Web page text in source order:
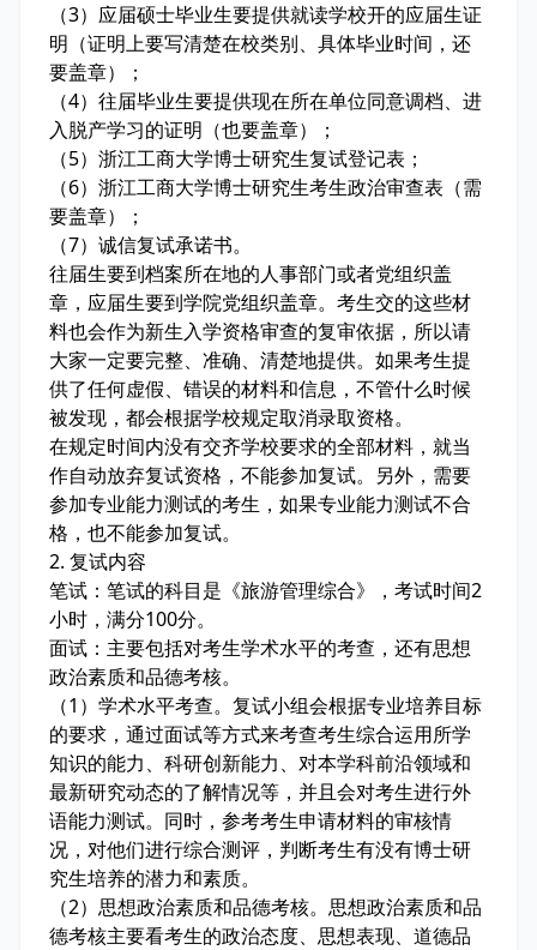
（3）应届硕士毕业生要提供就读学校开的应届生证
明（证明上要写清楚在校类别、具体毕业时间，还
要盖章）；
（4）往届毕业生要提供现在所在单位同意调档、进
入脱产学习的证明（也要盖章）；
（5）浙江工商大学博士研究生复试登记表；
（6）浙江工商大学博士研究生考生政治审查表（需
要盖章）；
（7）诚信复试承诺书。
往届生要到档案所在地的人事部门或者党组织盖
章，应届生要到学院党组织盖章。考生交的这些材
料也会作为新生入学资格审查的复审依据，所以请
大家一定要完整、准确、清楚地提供。如果考生提
供了任何虚假、错误的材料和信息，不管什么时候
被发现，都会根据学校规定取消录取资格。
在规定时间内没有交齐学校要求的全部材料，就当
作自动放弃复试资格，不能参加复试。另外，需要
参加专业能力测试的考生，如果专业能力测试不合
格，也不能参加复试。
2. 复试内容
笔试：笔试的科目是《旅游管理综合》，考试时间2
小时，满分100分。
面试：主要包括对考生学术水平的考查，还有思想
政治素质和品德考核。
（1）学术水平考查。复试小组会根据专业培养目标
的要求，通过面试等方式来考查考生综合运用所学
知识的能力、科研创新能力、对本学科前沿领域和
最新研究动态的了解情况等，并且会对考生进行外
语能力测试。同时，参考考生申请材料的审核情
况，对他们进行综合测评，判断考生有没有博士研
究生培养的潜力和素质。
（2）思想政治素质和品德考核。思想政治素质和品
德考核主要看考生的政治态度、思想表现、道德品